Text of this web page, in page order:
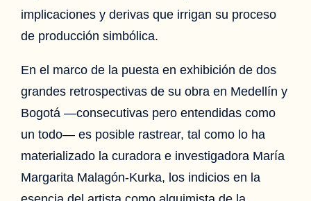
implicaciones y derivas que irrigan su proceso
de producción simbólica.
En el marco de la puesta en exhibición de dos
grandes retrospectivas de su obra en Medellín y
Bogotá —consecutivas pero entendidas como
un todo— es posible rastrear, tal como lo ha
materializado la curadora e investigadora María
Margarita Malagón-Kurka, los indicios en la